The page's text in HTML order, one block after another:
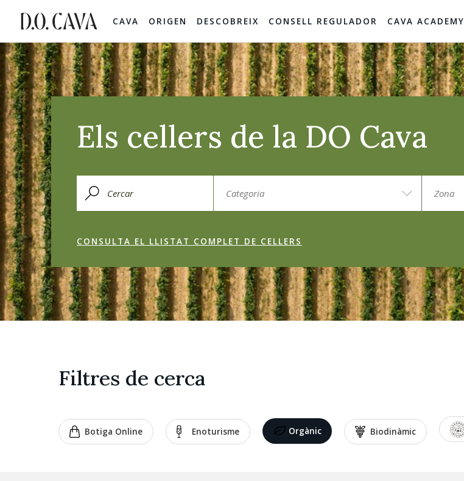
CAVA ORIGEN DESCOBREIX CONSELL REGULADOR CAVA ACADEMY
Els cellers de la DO Cava
CONSULTA EL LLISTAT COMPLET DE CELLERS
Filtres de cerca
Botiga Online Enoturisme Orgànic Biodinàmic